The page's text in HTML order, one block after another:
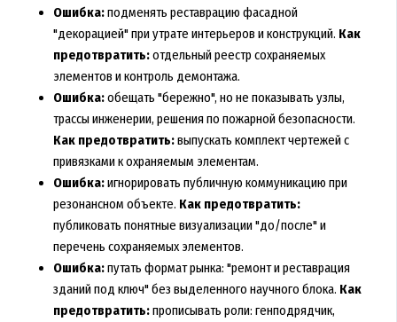
Ошибка:подменять реставрацию фасадной
"декорацией" при утрате интерьеров и конструкций. Как
предотвратить:отдельный реестр сохраняемых
элементов и контроль демонтажа.
Ошибка:обещать "бережно", но не показывать узлы,
трассы инженерии, решения по пожарной безопасности.
Как предотвратить:выпускать комплект чертежей с
привязками к охраняемым элементам.
Ошибка:игнорировать публичную коммуникацию при
резонансном объекте. Как предотвратить:
публиковать понятные визуализации "до/после" и
перечень сохраняемых элементов.
Ошибка:путать формат рынка: "ремонт и реставрация
зданий под ключ" без выделенного научного блока. Как
предотвратить:прописывать роли: генподрядчик,